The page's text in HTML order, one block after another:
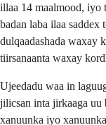
illaa 14 maalmood, iyo
badan laba ilaa saddex
dulqaadashada waxay
tiirsanaanta waxay
Ujeedadu waa in
jilicsan inta jirkaaga uu
xanuunka iyo